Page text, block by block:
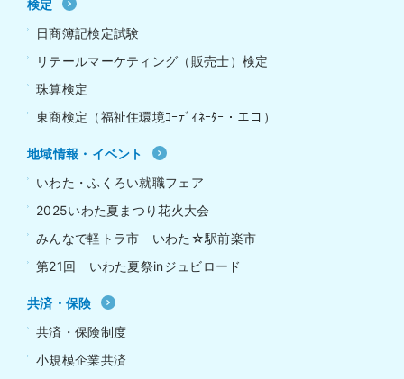
検定
日商簿記検定試験
リテールマーケティング（販売士）検定
珠算検定
東商検定（福祉住環境ｺｰﾃﾞｨﾈｰﾀｰ・エコ）
地域情報・イベント
いわた・ふくろい就職フェア
2025いわた夏まつり花火大会
みんなで軽トラ市 いわた☆駅前楽市
第21回 いわた夏祭inジュビロード
共済・保険
共済・保険制度
小規模企業共済